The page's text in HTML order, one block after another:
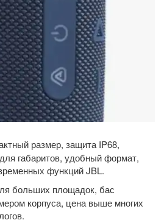
размер, защита IP68,
габаритов, удобный формат,
функций JBL.
больших площадок, бас
корпуса, цена выше многих